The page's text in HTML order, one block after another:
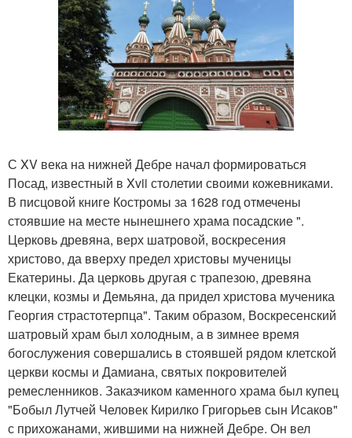
С XV века на нижней Дебре начал формироваться
Посад, известный в Xvii столетии своими кожевниками.
В писцовой книге Костромы за 1628 год отмечены
стоявшие на месте нынешнего храма посадские ".
Церковь древяна, верх шатровой, воскресения
христово, да вверху предел христовы мученицы
Екатерины. Да церковь другая с трапезою, древяна
клецки, козмы и Демьяна, да придел христова мученика
Георгия страстотерпца". Таким образом, Воскресенский
шатровый храм был холодным, а в зимнее время
богослужения совершались в стоявшей рядом клетской
церкви космы и Дамиана, святых покровителей
ремесленников. Заказчиком каменного храма был купец
"Бобыл Лутчей Человек Кирилко Григорьев сын Исаков"
с прихожанами, жившими на нижней Дебре. Он вел